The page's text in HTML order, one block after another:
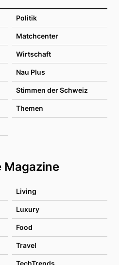
Politik
Matchcenter
Wirtschaft
Nau Plus
Stimmen der Schweiz
Themen
Magazine
Living
Luxury
Food
Travel
TechTrends